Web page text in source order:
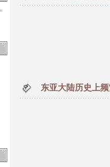
东亚大陆历史上